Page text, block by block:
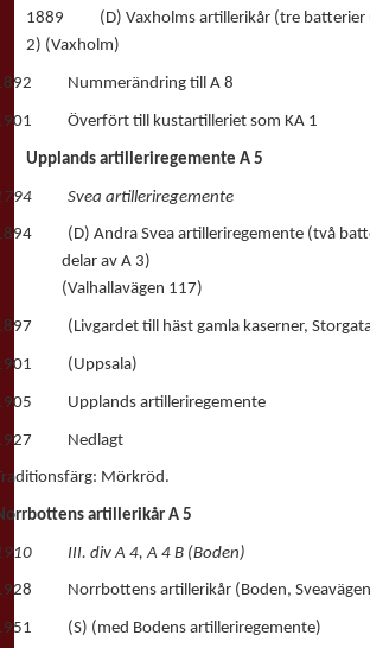
1889 (D) Vaxholms artillerikår (tre batterier
2) (Vaxholm)
Nummerändring till A 8
Överfört till kustartilleriet som KA 1
Upplands artilleriregemente A 5
Svea artilleriregemente
(D) Andra Svea artilleriregemente (två
delar av A 3)
(Valhallavägen 117)
(Livgardet till häst gamla kaserner,
(Uppsala)
Upplands artilleriregemente
Nedlagt
Mörkröd.
artillerikår A 5
III. div A 4, A 4 B (Boden)
Norrbottens artillerikår (Boden,
(S) (med Bodens artilleriregemente)